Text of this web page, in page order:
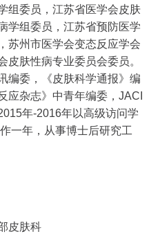
组委员，江苏省医学会皮肤
学组委员，江苏省预防医学
苏州市医学会变态反应学会
皮肤性病专业委员会委员。
编委，《皮肤科学通报》编
应杂志》中青年编委，JACI
年-2016年以高级访问学
一年，从事博士后研究工
皮肤科